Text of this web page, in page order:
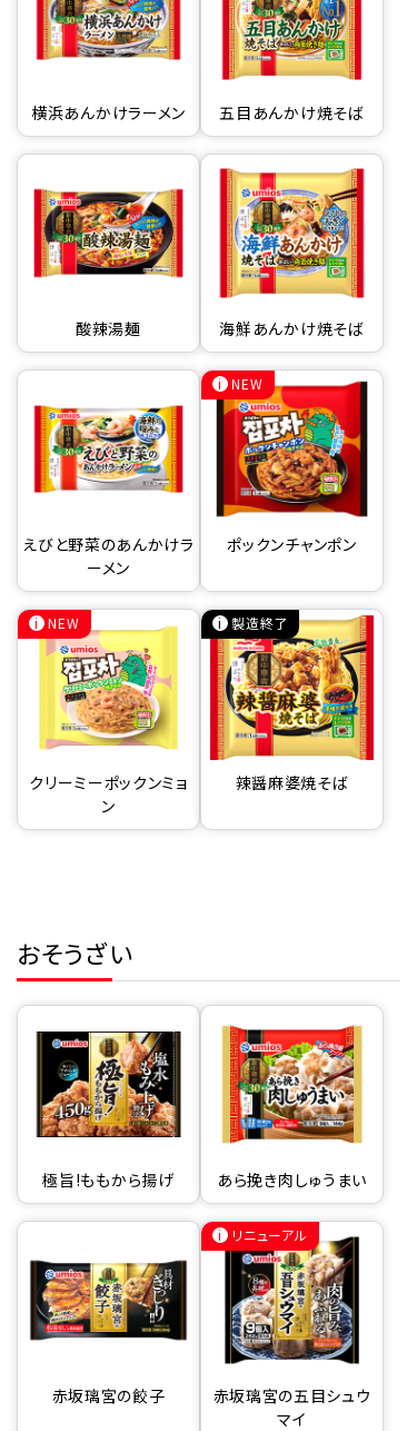
横浜あんかけラーメン 五目あんかけ焼そば
酸辣湯麺 海鮮あんかけ焼そば
えびと野菜のあんかけラ
ーメン
ポックンチャンポン
NEW
クリーミーポックンミョ
ン
NEW
辣醤麻婆焼そば
製造終了
おそうざい
極旨!ももから揚げ あら挽き肉しゅうまい
赤坂璃宮の餃子
赤坂璃宮の五目シュウ
マイ
リニューアル